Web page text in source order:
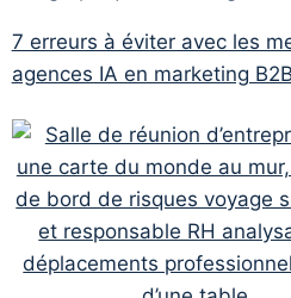
7 erreurs à éviter avec les
agences IA en marketing B2B